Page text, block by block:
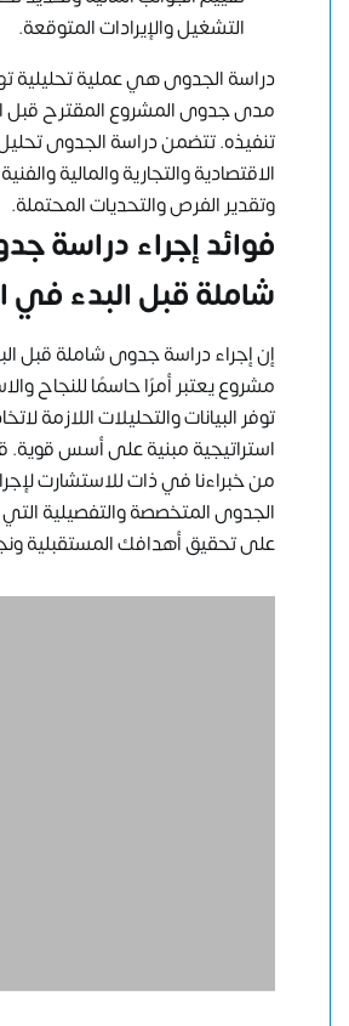
التشغيل والإيرادات المتوقعة.
دراسة الجدوى هي عملية تحليلية
مدى جدوى المشروع المقترح قبل
تنفيذه. تتضمن دراسة الجدوى
الاقتصادية والتجارية والمالية
وتقدير الفرص والتحديات المحتملة.
فوائد إجراء دراسة
شاملة قبل البدء في
إن إجراء دراسة جدوى شاملة قبل
مشروع يعتبر أمرًا حاسمًا للنجاح
توفر البيانات والتحليلات اللازمة
استراتيجية مبنية على أسس قوية.
من خبراءنا في ذات للاستشارت
الجدوى المتخصصة والتفصيلية
على تحقيق أهدافك المستقبلية